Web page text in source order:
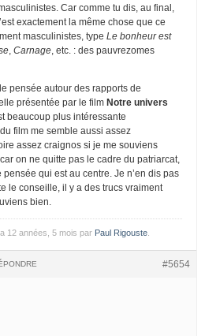
Car comme tu dis, au final,
exactement la même chose que ce
masculinistes, type Le bonheur est
Carnage , etc. : des pauvrezomes
pensée autour des rapports de
présentée par le film Notre univers
beaucoup plus intéressante
film me semble aussi assez
assez craignos si je me souviens
on ne quitte pas le cadre du patriarcat,
qui est au centre. Je n’en dis pas
le conseille, il y a des trucs vraiment
bien.
12 années, 5 mois par Paul Rigouste
#5654